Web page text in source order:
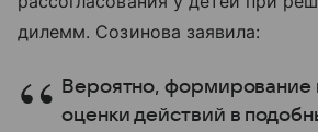
дилемм. Созинова заявила:
Вероятно, формирование
оценки действий в